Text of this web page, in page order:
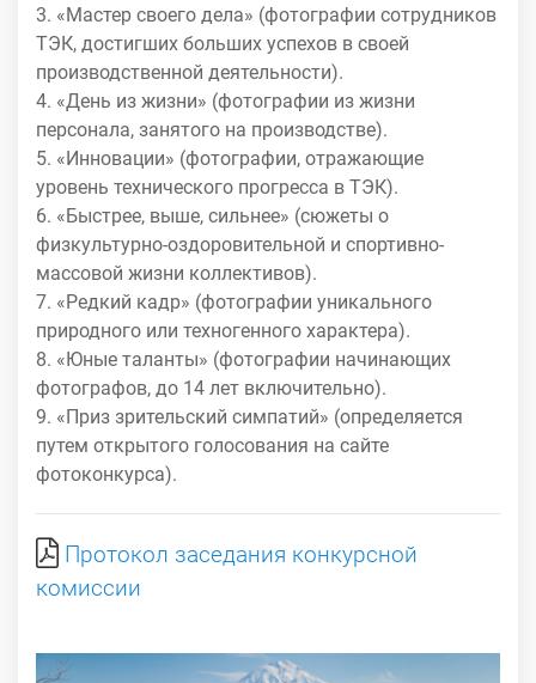
3. «Мастер своего дела» (фотографии сотрудников
ТЭК, достигших больших успехов в своей
производственной деятельности).
4. «День из жизни» (фотографии из жизни
персонала, занятого на производстве).
5. «Инновации» (фотографии, отражающие
уровень технического прогресса в ТЭК).
6. «Быстрее, выше, сильнее» (сюжеты о
физкультурно-оздоровительной и спортивно-
массовой жизни коллективов).
7. «Редкий кадр» (фотографии уникального
природного или техногенного характера).
8. «Юные таланты» (фотографии начинающих
фотографов, до 14 лет включительно).
9. «Приз зрительский симпатий» (определяется
путем открытого голосования на сайте
фотоконкурса).
Протокол заседания конкурсной
комиссии